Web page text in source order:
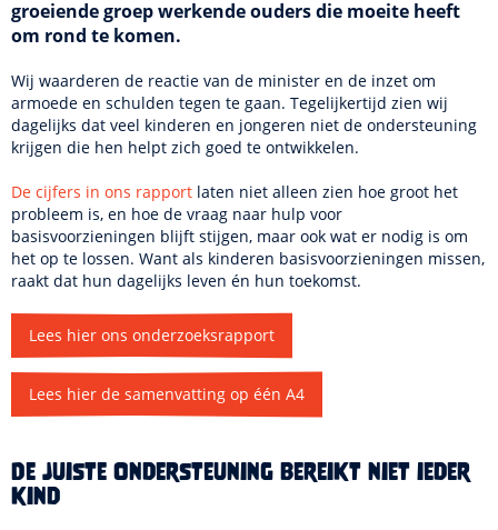
groeiende groep werkende ouders die moeite heeft
om rond te komen.
Wij waarderen de reactie van de minister en de inzet om
armoede en schulden tegen te gaan. Tegelijkertijd zien wij
dagelijks dat veel kinderen en jongeren niet de ondersteuning
krijgen die hen helpt zich goed te ontwikkelen.
De cijfers in ons rapport laten niet alleen zien hoe groot het
probleem is, en hoe de vraag naar hulp voor
basisvoorzieningen blijft stijgen, maar ook wat er nodig is om
het op te lossen. Want als kinderen basisvoorzieningen missen,
raakt dat hun dagelijks leven én hun toekomst.
Lees hier ons onderzoeksrapport
Lees hier de samenvatting op één A4
De juiste ondersteuning bereikt niet ieder
kind